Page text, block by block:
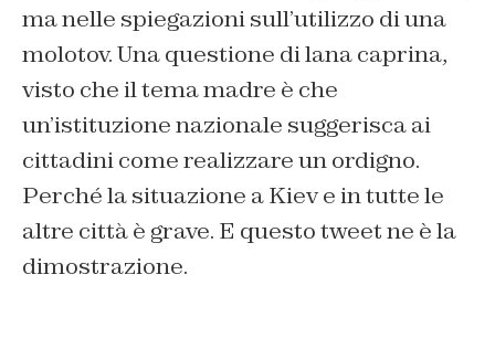
ma nelle spiegazioni sull’utilizzo di una
molotov. Una questione di lana caprina,
visto che il tema madre è che
un’istituzione nazionale suggerisca ai
cittadini come realizzare un ordigno.
Perché la situazione a Kiev e in tutte le
altre città è grave. E questo tweet ne è la
dimostrazione.